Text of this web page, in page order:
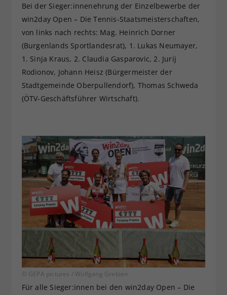
Bei der Sieger:innenehrung der Einzelbewerbe der
win2day Open – Die Tennis-Staatsmeisterschaften,
von links nach rechts: Mag. Heinrich Dorner
(Burgenlands Sportlandesrat), 1. Lukas Neumayer,
1. Sinja Kraus, 2. Claudia Gasparovic, 2. Jurij
Rodionov, Johann Heisz (Bürgermeister der
Stadtgemeinde Oberpullendorf), Thomas Schweda
(ÖTV-Geschäftsführer Wirtschaft).
© GEPA pictures / Wolfgang Grebien
Für alle Sieger:innen bei den win2day Open – Die